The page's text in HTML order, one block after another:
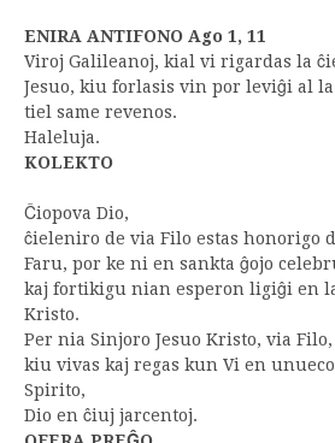
ENIRA ANTIFONO Ago 1, 11
Viroj Galileanoj, kial vi rigardas la
Jesuo, kiu forlasis vin por leviĝi al
tiel same revenos.
Haleluja.
KOLEKTO
Ĉiopova Dio,
ĉieleniro de via Filo estas honorigo
Faru, por ke ni en sankta ĝojo
kaj fortikigu nian esperon ligiĝi en
Kristo.
Per nia Sinjoro Jesuo Kristo, via Filo,
kiu vivas kaj regas kun Vi en
Spirito,
Dio en ĉiuj jarcentoj.